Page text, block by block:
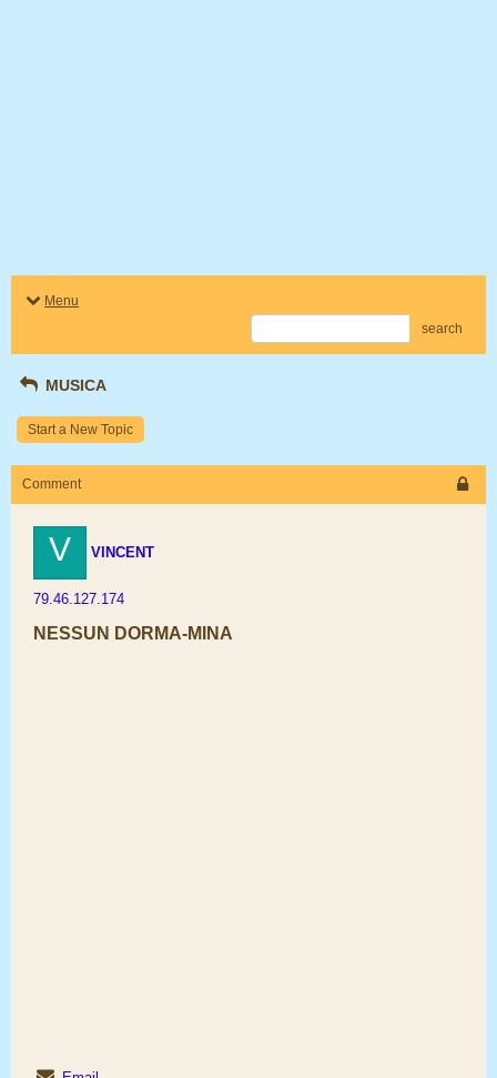
Menu
search
MUSICA
Start a New Topic
Comment
V VINCENT
79.46.127.174
NESSUN DORMA-MINA